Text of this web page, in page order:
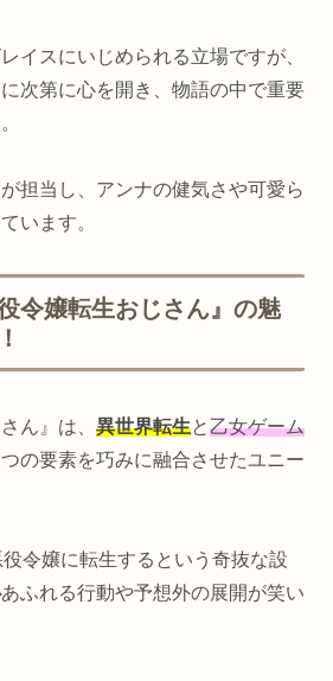
イスにいじめられる立場ですが、
次第に心を開き、物語の中で重要
担当し、アンナの健気さや可愛ら
います。
令嬢転生おじさん』の魅
ん』は、 異世界転生と乙女ゲーム
の要素を巧みに融合させたユニー
令嬢に転生するという奇抜な設
あふれる行動や予想外の展開が笑い